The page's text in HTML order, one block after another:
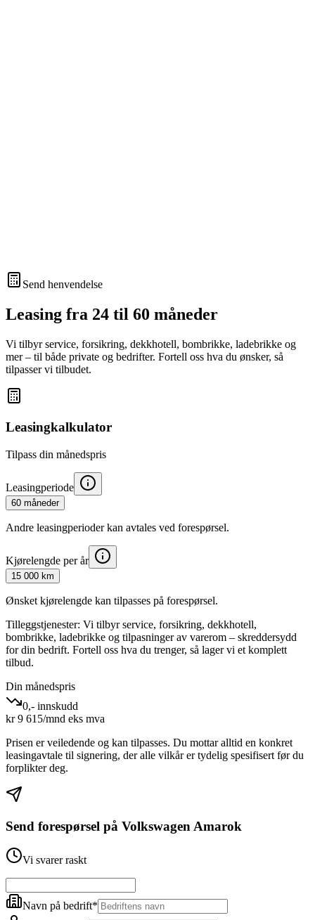
Send henvendelse
Leasing fra 24 til 60 måneder
Vi tilbyr service, forsikring, dekkhotell, bombrikke, ladebrikke og
mer – til både private og bedrifter. Fortell oss hva du ønsker, så
tilpasser vi tilbudet.
Leasingkalkulator
Tilpass din månedspris
Leasingperiode
60 måneder
Andre leasingperioder kan avtales ved forespørsel.
Kjørelengde per år
15 000 km
Ønsket kjørelengde kan tilpasses på forespørsel.
Tilleggstjenester: Vi tilbyr service, forsikring, dekkhotell,
bombrikke, ladebrikke og tilpasninger av varerom – skreddersydd
for din bedrift. Fortell oss hva du trenger, så lager vi et komplett
tilbud.
Din månedspris
0,- innskudd
kr9 615/mnd eks mva
Prisen er veiledende og kan tilpasses. Du mottar alltid en konkret
leasingavtale til signering, der alle vilkår er tydelig spesifisert før du
forplikter deg.
Send forespørsel på Volkswagen Amarok
Vi svarer raskt
Navn på bedrift*